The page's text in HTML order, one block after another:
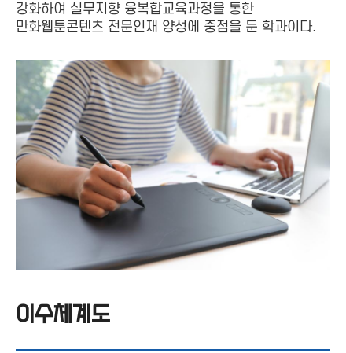
강화하여 실무지향 융복합교육과정을 통한
만화웹툰콘텐츠 전문인재 양성에 중점을 둔 학과이다.
이수체계도